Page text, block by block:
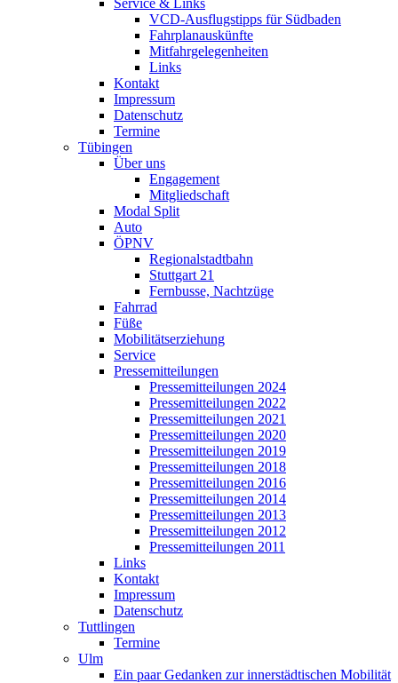
Service & Links
VCD-Ausflugstipps für Südbaden
Fahrplanauskünfte
Mitfahrgelegenheiten
Links
Kontakt
Impressum
Datenschutz
Termine
Tübingen
Über uns
Engagement
Mitgliedschaft
Modal Split
Auto
ÖPNV
Regionalstadtbahn
Stuttgart 21
Fernbusse, Nachtzüge
Fahrrad
Füße
Mobilitätserziehung
Service
Pressemitteilungen
Pressemitteilungen 2024
Pressemitteilungen 2022
Pressemitteilungen 2021
Pressemitteilungen 2020
Pressemitteilungen 2019
Pressemitteilungen 2018
Pressemitteilungen 2016
Pressemitteilungen 2014
Pressemitteilungen 2013
Pressemitteilungen 2012
Pressemitteilungen 2011
Links
Kontakt
Impressum
Datenschutz
Tuttlingen
Termine
Ulm
Ein paar Gedanken zur innerstädtischen Mobilität